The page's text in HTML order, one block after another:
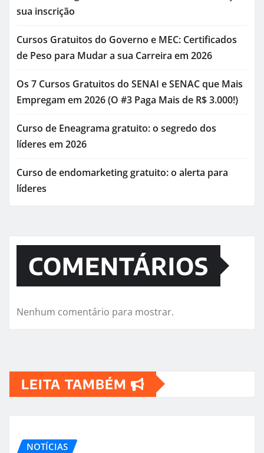
sua inscrição
Cursos Gratuitos do Governo e MEC: Certificados
de Peso para Mudar a sua Carreira em 2026
Os 7 Cursos Gratuitos do SENAI e SENAC que Mais
Empregam em 2026 (O #3 Paga Mais de R$ 3.000!)
Curso de Eneagrama gratuito: o segredo dos
líderes em 2026
Curso de endomarketing gratuito: o alerta para
líderes
COMENTÁRIOS
Nenhum comentário para mostrar.
LEITA TAMBÉM
NOTÍCIAS